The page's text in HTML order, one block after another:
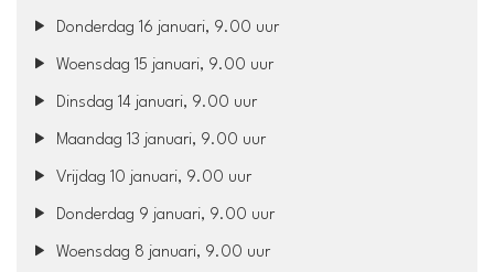
Donderdag 16 januari, 9.00 uur
Woensdag 15 januari, 9.00 uur
Dinsdag 14 januari, 9.00 uur
Maandag 13 januari, 9.00 uur
Vrijdag 10 januari, 9.00 uur
Donderdag 9 januari, 9.00 uur
Woensdag 8 januari, 9.00 uur